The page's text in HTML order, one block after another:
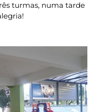
turmas, numa tarde